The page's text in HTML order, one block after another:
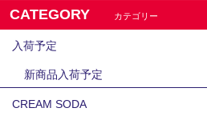
CATEGORY カテゴリー
入荷予定
新商品入荷予定
CREAM SODA